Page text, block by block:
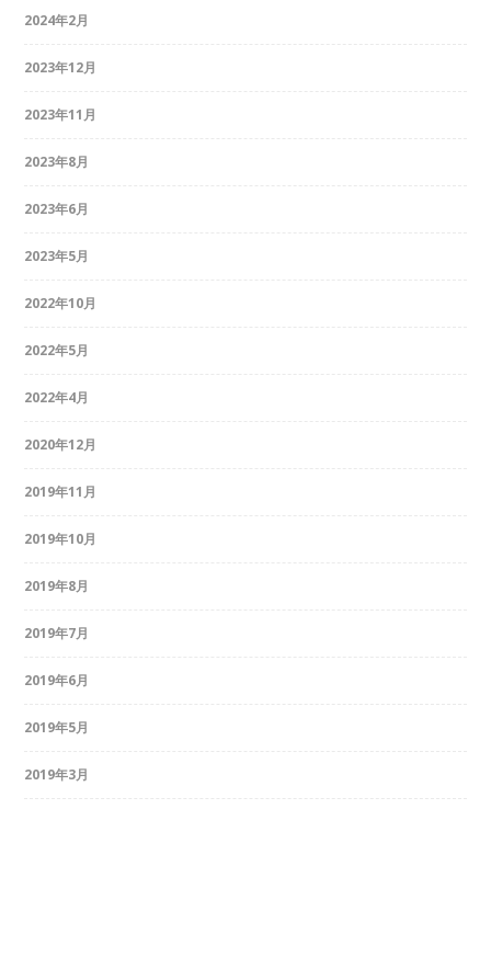
2024年2月
2023年12月
2023年11月
2023年8月
2023年6月
2023年5月
2022年10月
2022年5月
2022年4月
2020年12月
2019年11月
2019年10月
2019年8月
2019年7月
2019年6月
2019年5月
2019年3月